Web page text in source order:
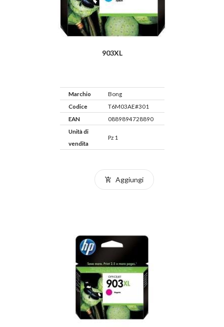
903XL
Marchio
Bong
Codice
T6M03AE#301
EAN
0889894728890
Unità di
vendita
Pz 1
Aggiungi